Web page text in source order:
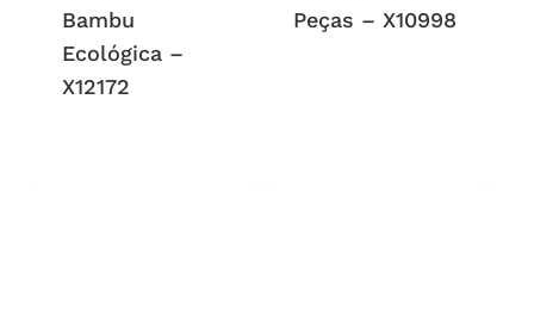
Bambu
Ecológica –
X12172
Peças – X10998